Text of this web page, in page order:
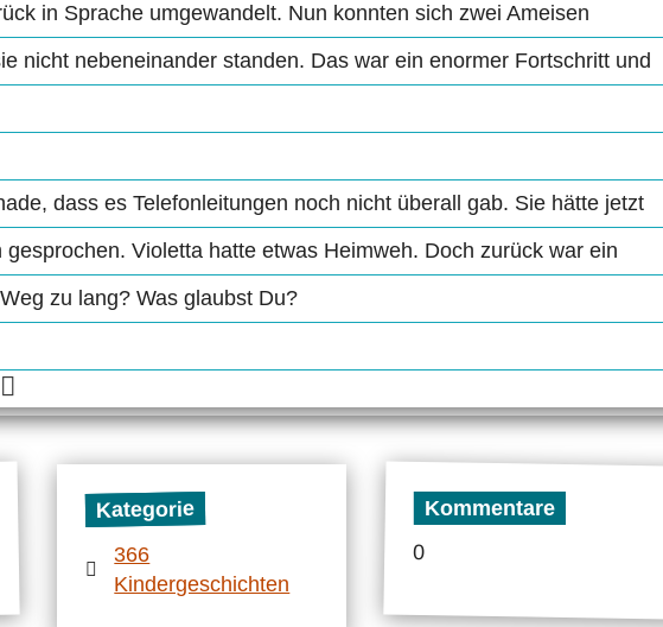
in Sprache umgewandelt. Nun konnten sich zwei Ameisen
nicht nebeneinander standen. Das war ein enormer Fortschritt und
dass es Telefonleitungen noch nicht überall gab. Sie hätte jetzt
Violetta hatte etwas Heimweh. Doch zurück war ein
zu lang? Was glaubst Du?
Kategorie
366
Kindergeschichten
Kommentare
0